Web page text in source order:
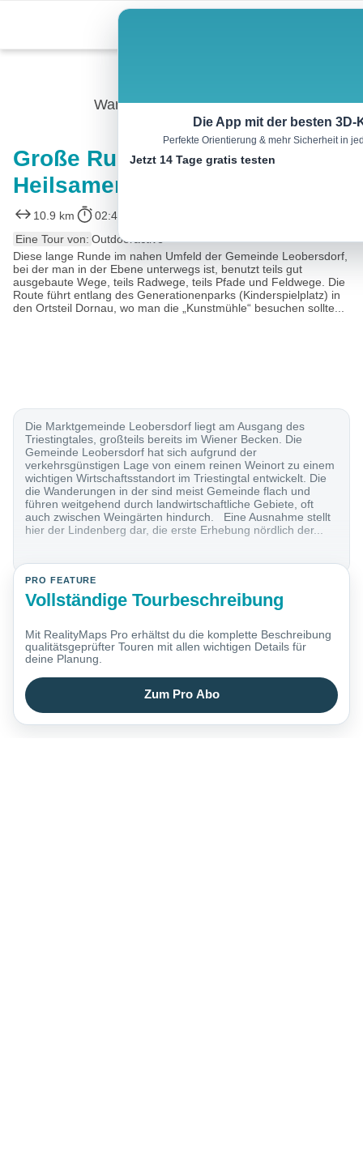
content
Wandern
Große Runde über Dornau und
Heilsamen Brunnen
10.9 km 02:41 h
Eine Tour von: Outdooractive
Diese lange Runde im nahen Umfeld der Gemeinde Leobersdorf,
bei der man in der Ebene unterwegs ist, benutzt teils gut
ausgebaute Wege, teils Radwege, teils Pfade und Feldwege. Die
Route führt entlang des Generationenparks (Kinderspielplatz) in
den Ortsteil Dornau, wo man die „Kunstmühle“ besuchen sollte...
Die Marktgemeinde Leobersdorf liegt am Ausgang des
Triestingtales, großteils bereits im Wiener Becken. Die
Gemeinde Leobersdorf hat sich aufgrund der
verkehrsgünstigen Lage von einem reinen Weinort zu einem
wichtigen Wirtschaftsstandort im Triestingtal entwickelt. Die
die Wanderungen in der sind meist Gemeinde flach und
führen weitgehend durch landwirtschaftliche Gebiete, oft
auch zwischen Weingärten hindurch. Eine Ausnahme stellt
hier der Lindenberg dar, die erste Erhebung nördlich der...
PRO FEATURE
Vollständige Tourbeschreibung
Mit RealityMaps Pro erhältst du die komplette Beschreibung
qualitätsgeprüfter Touren mit allen wichtigen Details für
deine Planung.
Zum Pro Abo
Die App mit der besten 3D-
Perfekte Orientierung & mehr Sicherheit in
Jetzt 14 Tage gratis testen